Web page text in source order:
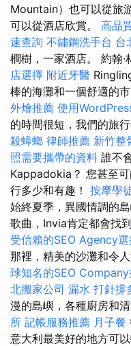
Mountain）也可以從旅
可以從酒店欣賞。 高品
速查詢 不鏽鋼洗手台 台
櫚樹，一家酒店。 約翰
店選擇 附近牙醫
棒的海灘和一個舒適的市
外燴推薦 使用
的時間很短，我們的旅
殺蟑螂 律師推薦 新竹整
照需要攜帶的資料 誰不
Kappadokia？ 您甚至
行多少和有趣！ 按摩學
始終夏季，異國情調的
歌曲，Invia肯定都會找
受信賴的SEO Agency
那裡，精美的沙灘和令
球知名的SEO
北搬家公司 漏水 打針撐
漫的島嶼，各種廚房和
所 記帳服務推薦 月子餐
意大利最美好的地方可